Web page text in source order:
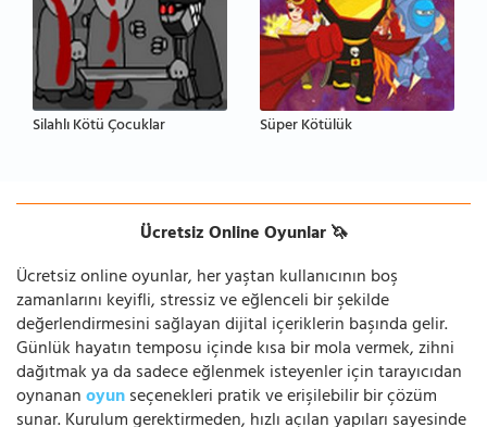
Silahlı Kötü Çocuklar Süper Kötülük
Ücretsiz Online Oyunlar 🦄
Ücretsiz online oyunlar, her yaştan kullanıcının boş
zamanlarını keyifli, stressiz ve eğlenceli bir şekilde
değerlendirmesini sağlayan dijital içeriklerin başında gelir.
Günlük hayatın temposu içinde kısa bir mola vermek, zihni
dağıtmak ya da sadece eğlenmek isteyenler için tarayıcıdan
oynananoyunseçenekleri pratik ve erişilebilir bir çözüm